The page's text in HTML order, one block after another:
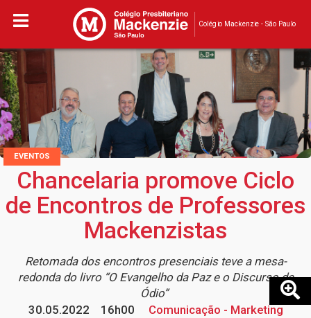
Colégio Mackenzie - São Paulo
EVENTOS
Chancelaria promove Ciclo
de Encontros de Professores
Mackenzistas
Retomada dos encontros presenciais teve a mesa-
redonda do livro “O Evangelho da Paz e o Discurso de
Ódio”
30.05.2022
16h00
Comunicação - Marketing